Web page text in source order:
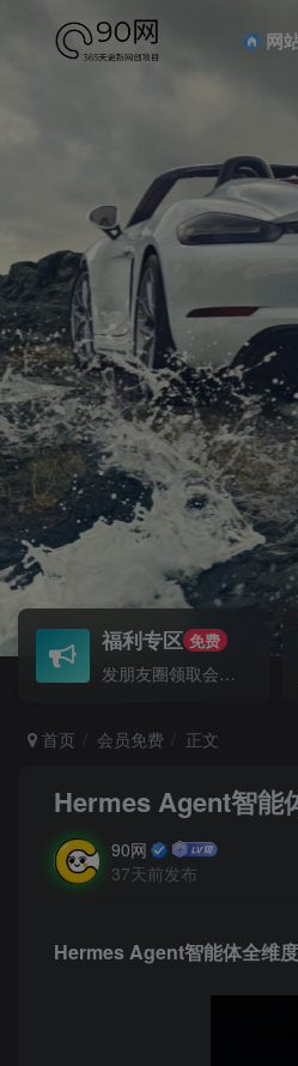
网
福利专区 免费
发朋友圈领取会员！
首页 会员免费 正文
Hermes Agent智能
90网
37天前发布
Hermes Agent智能体全维